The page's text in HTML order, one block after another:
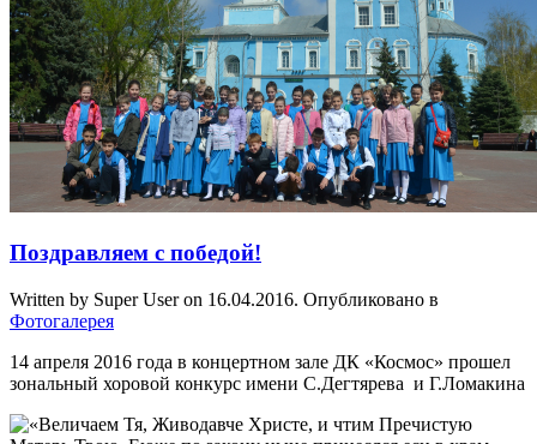
Поздравляем с победой!
Written by Super User on 16.04.2016. Опубликовано в
Фотогалерея
14 апреля 2016 года в концертном зале ДК «Космос» прошел
зональный хоровой конкурс имени С.Дегтярева и Г.Ломакина